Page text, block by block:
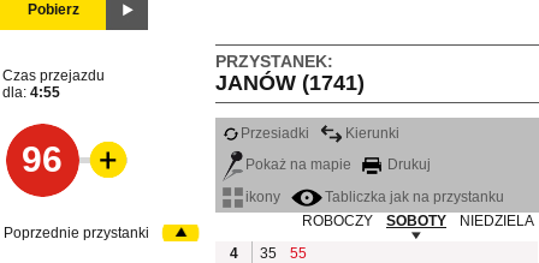
Pobierz
PRZYSTANEK:
JANÓW (1741)
Czas przejazdu
dla: 4:55
96
Przesiadki
Kierunki
Pokaż na mapie
Drukuj
ikony
Tabliczka jak na przystanku
ROBOCZY
SOBOTY
NIEDZIELA
4
35
55
Poprzednie przystanki